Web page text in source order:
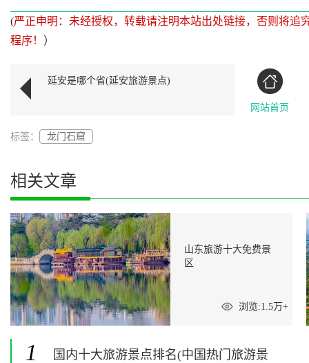
(严正申明：未经授权，转载请注明本站出处链接，否则将
程序！ ）
延安是哪个省(延安旅游景点)
网站首页
标签： 龙门石窟
相关文章
山东旅游十大免费景
区
浏览:1.5万+
1
国内十大旅游景点排名(中国热门旅游景